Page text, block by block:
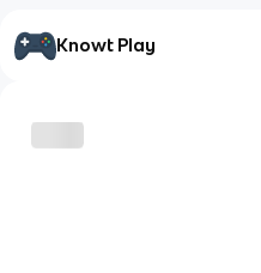
Knowt Play